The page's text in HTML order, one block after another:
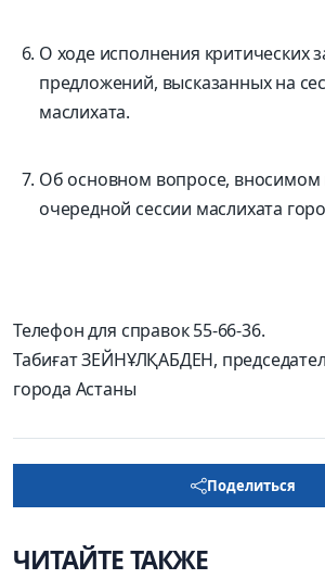
О ходе исполнения критических
предложений, высказанных на
маслихата.
Об основном вопросе, вносимом
очередной сессии маслихата
Телефон для справок 55-66-36.
Табиғат ЗЕЙНҰЛҚАБДЕН,
города Астаны
Поделиться
ЧИТАЙТЕ ТАКЖЕ